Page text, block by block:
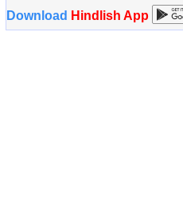
Download Hindlish App